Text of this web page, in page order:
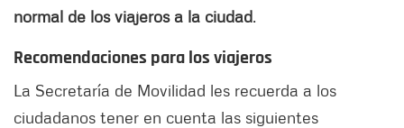
normal de los viajeros a la ciudad.
Recomendaciones para los viajeros
La Secretaría de Movilidad les recuerda a los
ciudadanos tener en cuenta las siguientes